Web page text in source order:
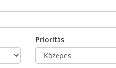
Prioritás